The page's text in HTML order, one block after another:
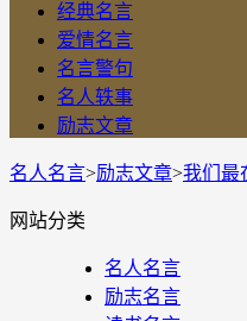
经典名言
爱情名言
名言警句
名人轶事
励志文章
名人名言>励志文章>我们最
网站分类
名人名言
励志名言